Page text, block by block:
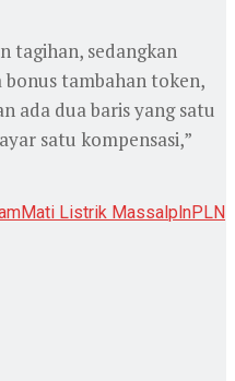
tagihan, sedangkan
tambahan token,
ada dua baris yang satu
satu kompensasi,”
Mati Listrik MassalplnPLN